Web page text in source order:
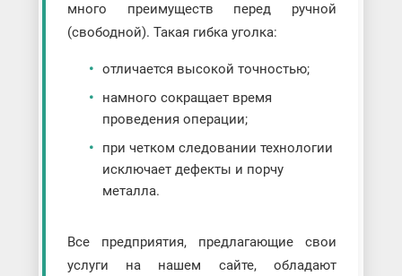
много преимуществ перед ручной
(свободной). Такая гибка уголка:
отличается высокой точностью;
намного сокращает время
проведения операции;
при четком следовании технологии
исключает дефекты и порчу
металла.
Все предприятия, предлагающие свои
услуги на нашем сайте, обладают